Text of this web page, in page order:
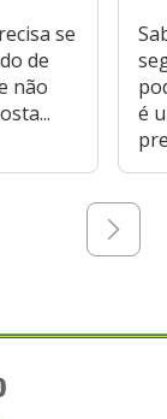
se
de
não
é